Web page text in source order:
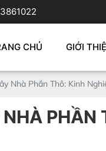
CHỦ GIỚI
Nhà Phần Thô: Kinh
PHẦN